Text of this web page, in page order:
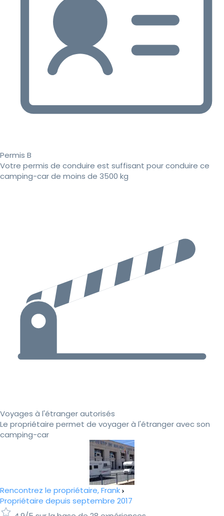
Permis B
Votre permis de conduire est suffisant pour conduire ce
camping-car de moins de 3500 kg
Voyages à l'étranger autorisés
Le propriétaire permet de voyager à l'étranger avec son
camping-car
Rencontrez le propriétaire, Frank
Propriétaire depuis septembre 2017